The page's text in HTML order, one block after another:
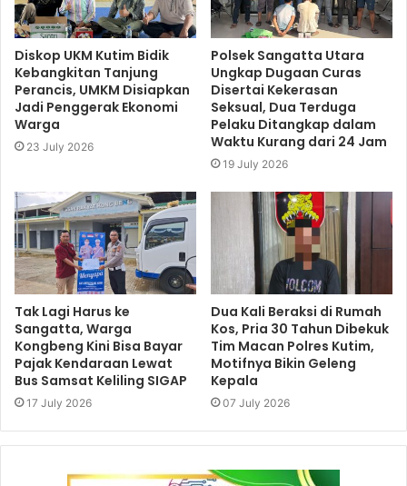
Diskop UKM Kutim Bidik
Kebangkitan Tanjung
Perancis, UMKM Disiapkan
Jadi Penggerak Ekonomi
Warga
23 July 2026
Polsek Sangatta Utara
Ungkap Dugaan Curas
Disertai Kekerasan
Seksual, Dua Terduga
Pelaku Ditangkap dalam
Waktu Kurang dari 24 Jam
19 July 2026
Tak Lagi Harus ke
Sangatta, Warga
Kongbeng Kini Bisa Bayar
Pajak Kendaraan Lewat
Bus Samsat Keliling SIGAP
17 July 2026
Dua Kali Beraksi di Rumah
Kos, Pria 30 Tahun Dibekuk
Tim Macan Polres Kutim,
Motifnya Bikin Geleng
Kepala
07 July 2026